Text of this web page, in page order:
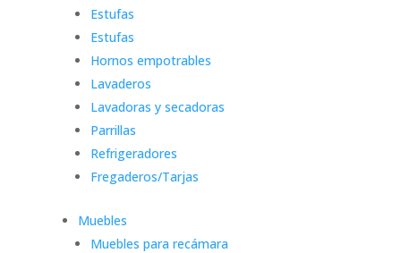
Estufas
Estufas
Hornos empotrables
Lavaderos
Lavadoras y secadoras
Parrillas
Refrigeradores
Fregaderos/Tarjas
Muebles
Muebles para recámara